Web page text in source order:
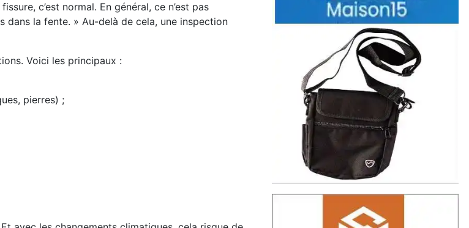
c’est normal. En général, ce n’est pas
dans la fente. » Au-delà de cela, une inspection
Voici les principaux :
pierres) ;